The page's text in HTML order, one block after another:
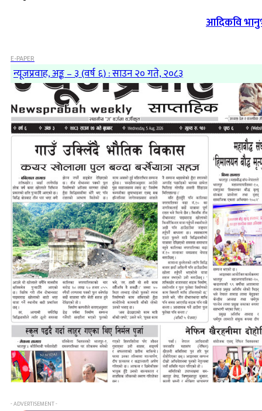
आदिकवि
E-PAPER
न्यूजप्रवाह, अङ्क – ३ (वर्ष ६) : साउन २० गते, २०८३
- ADVERTISEMENT -